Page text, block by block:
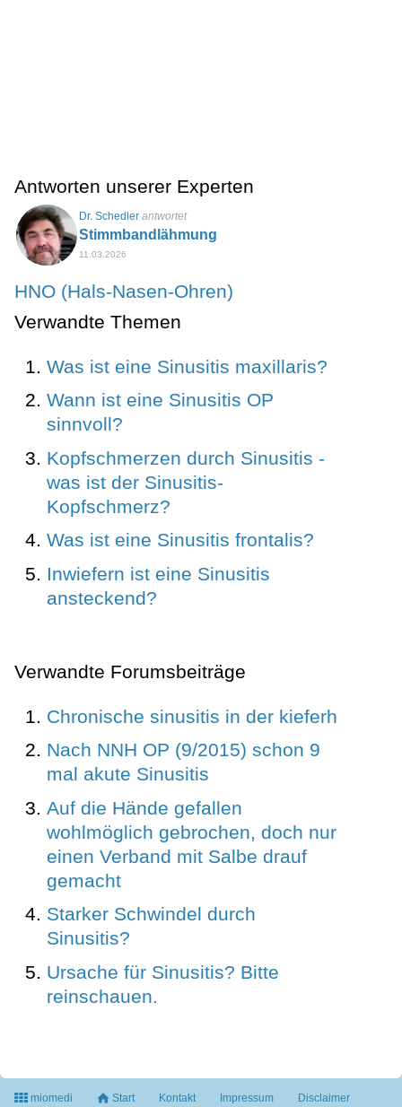
Antworten unserer Experten
Dr. Schedler antwortet
Stimmbandlähmung
11.03.2026
HNO (Hals-Nasen-Ohren)
Verwandte Themen
Was ist eine Sinusitis maxillaris?
Wann ist eine Sinusitis OP
sinnvoll?
Kopfschmerzen durch Sinusitis -
was ist der Sinusitis-
Kopfschmerz?
Was ist eine Sinusitis frontalis?
Inwiefern ist eine Sinusitis
ansteckend?
Verwandte Forumsbeiträge
Chronische sinusitis in der kieferh
Nach NNH OP (9/2015) schon 9
mal akute Sinusitis
Auf die Hände gefallen
wohlmöglich gebrochen, doch nur
einen Verband mit Salbe drauf
gemacht
Starker Schwindel durch
Sinusitis?
Ursache für Sinusitis? Bitte
reinschauen.
miomedi Start Kontakt Impressum Disclaimer